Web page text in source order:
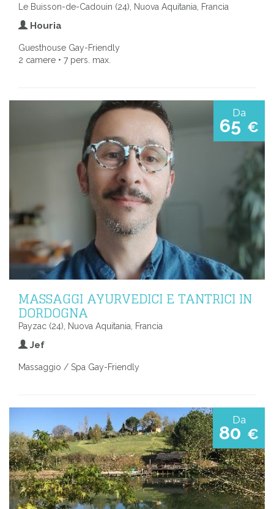
Le Buisson-de-Cadouin (24), Nuova Aquitania, Francia
Houria
Guesthouse Gay-Friendly
2 camere • 7 pers. max.
Da
65 €
MASSAGGI AYURVEDICI E TANTRICI IN
DORDOGNA
Payzac (24), Nuova Aquitania, Francia
Jef
Massaggio / Spa Gay-Friendly
Da
80 €